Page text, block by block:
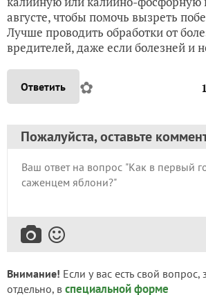
августе, чтобы помочь вызреть
Лучше проводить обработки от
вредителей, даже если болезней и
Ответить ✿ 1
Пожалуйста, оставьте
Внимание! Если у вас есть свой вопрос,
отдельно, в специальной форме